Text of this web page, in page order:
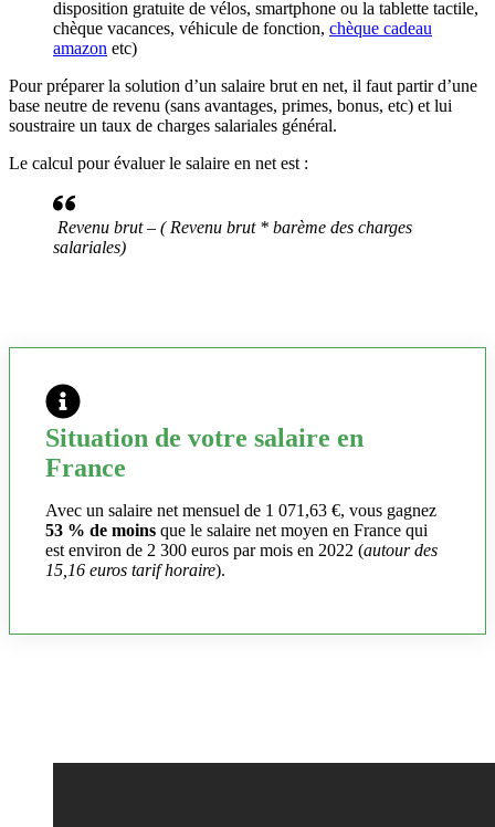
disposition gratuite de vélos, smartphone ou la tablette tactile,
chèque vacances, véhicule de fonction, chèque cadeau
amazon etc)
Pour préparer la solution d’un salaire brut en net, il faut partir d’une
base neutre de revenu (sans avantages, primes, bonus, etc) et lui
soustraire un taux de charges salariales général.
Le calcul pour évaluer le salaire en net est :
Revenu brut – ( Revenu brut * barème des charges
salariales)
Situation de votre salaire en
France
Avec un salaire net mensuel de 1 071,63 €, vous gagnez
53 % de moins que le salaire net moyen en France qui
est environ de 2 300 euros par mois en 2022 (autour des
15,16 euros tarif horaire).